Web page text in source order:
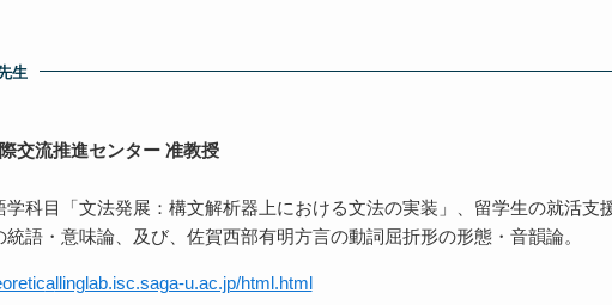
生
交流推進センター 准教授
学科目「文法発展：構文解析器上における文法の実装」、留学生の就活支
語・意味論、及び、佐賀西部有明方言の動詞屈折形の形態・音韻論。
allinglab.isc.saga-u.ac.jp/html.html